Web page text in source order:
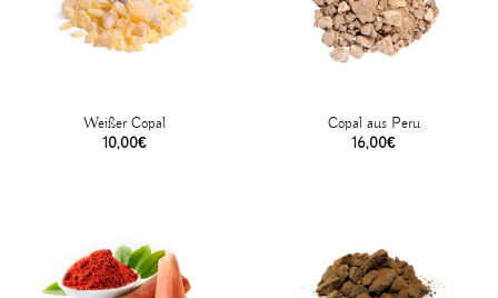
Weißer Copal
10,00€
Copal aus Peru
16,00€